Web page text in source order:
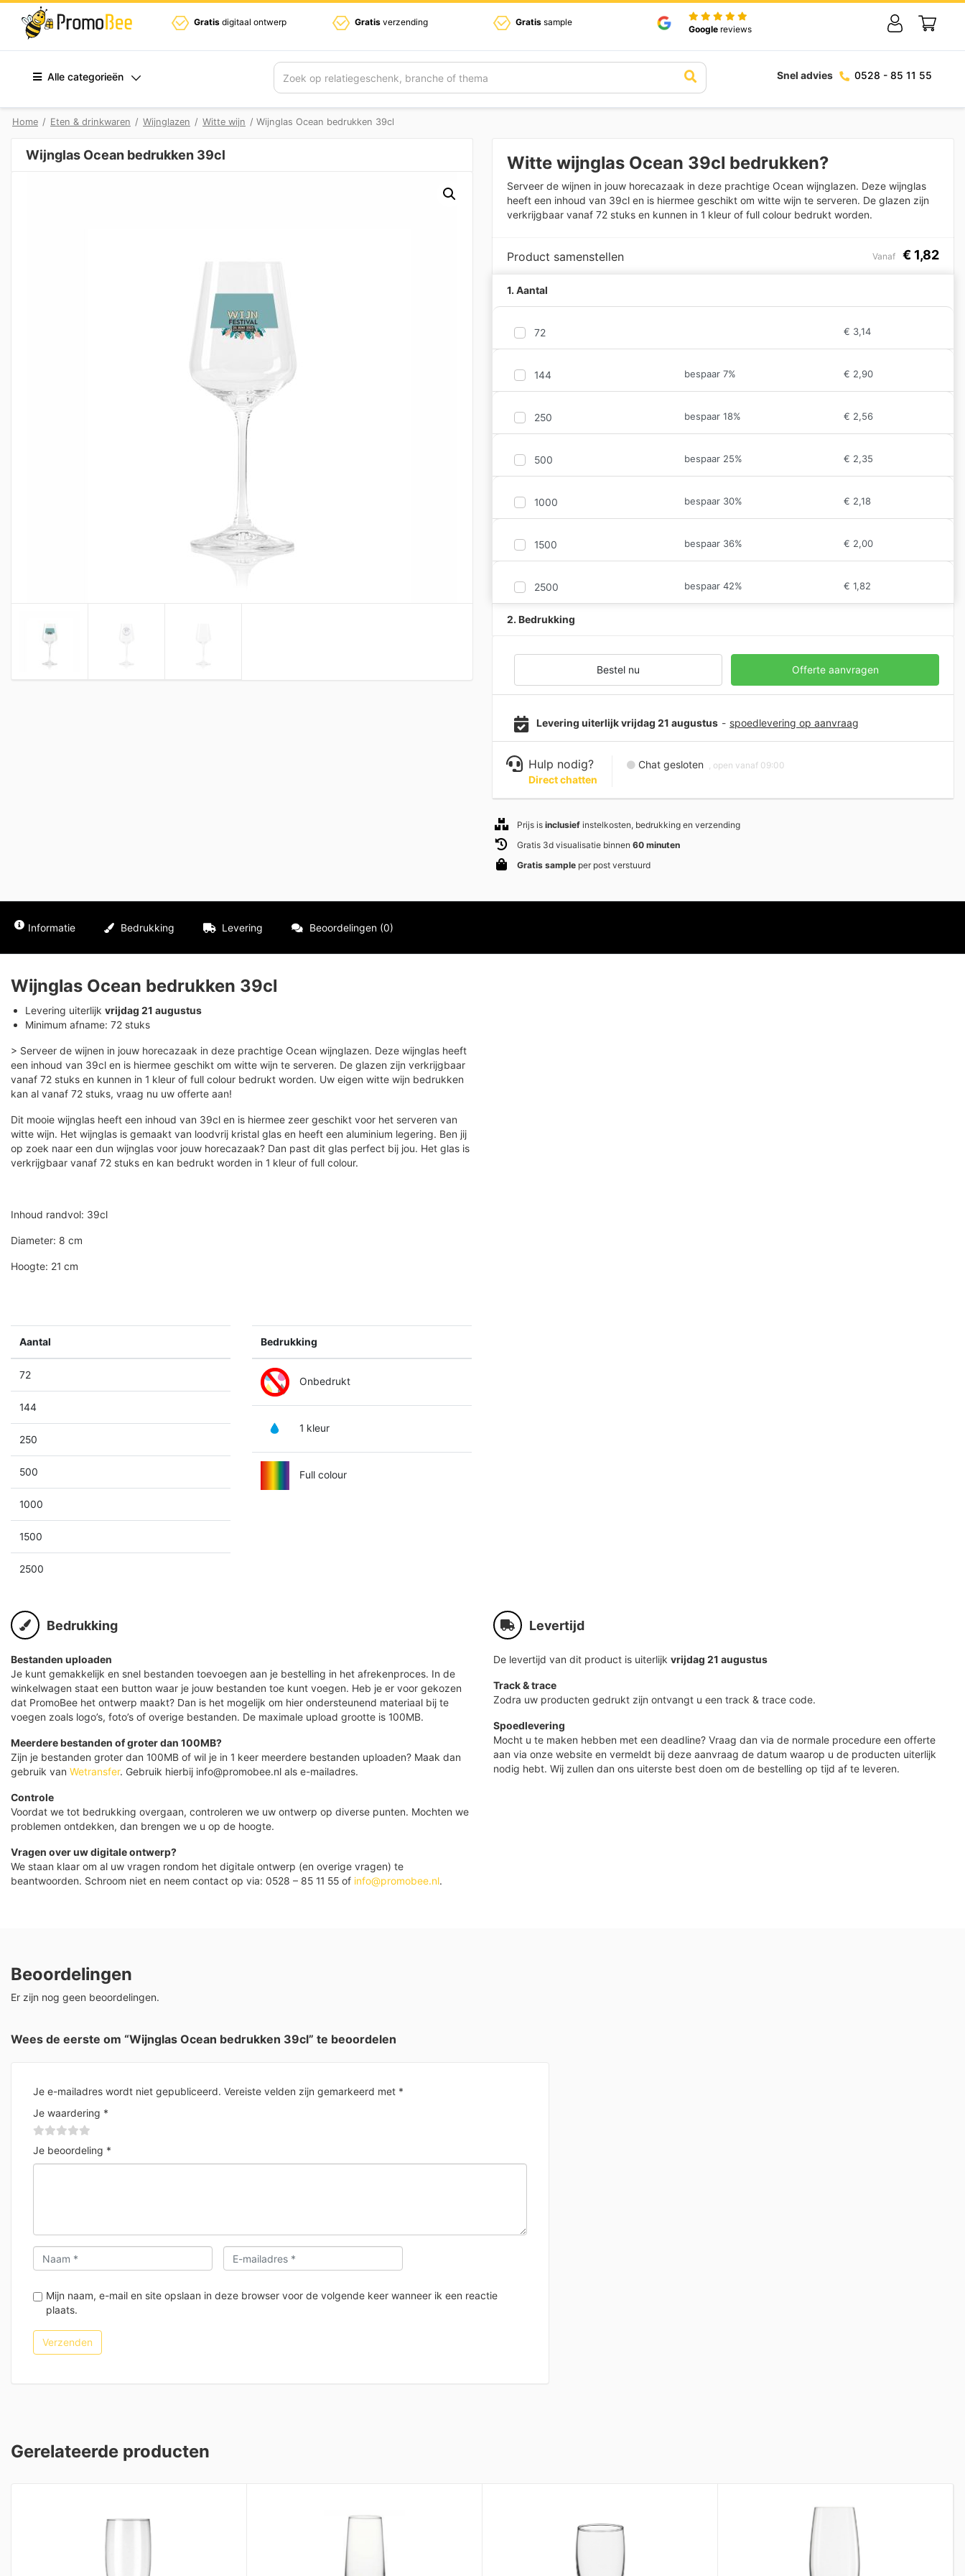
Gratis digitaal ontwerp Gratis verzending Gratis sample
Google reviews
Alle categorieën Zoek Snel advies 0528 - 85 11 55
Home / Eten & drinkwaren / Wijnglazen / Witte wijn / Wijnglas Ocean bedrukken 39cl
Wijnglas Ocean bedrukken 39cl Witte wijnglas Ocean 39cl bedrukken?
Serveer de wijnen in jouw horecazaak in deze prachtige Ocean wijnglazen. Deze wijnglas
heeft een inhoud van 39cl en is hiermee geschikt om witte wijn te serveren. De glazen zijn
verkrijgbaar vanaf 72 stuks en kunnen in 1 kleur of full colour bedrukt worden.
Product samenstellen Vanaf € 1,82
1. Aantal
72 € 3,14
144 bespaar 7% € 2,90
250 bespaar 18% € 2,56
500 bespaar 25% € 2,35
1000 bespaar 30% € 2,18
1500 bespaar 36% € 2,00
2500 bespaar 42% € 1,82
2. Bedrukking
Bestel nu Offerte aanvragen
Levering uiterlijk vrijdag 21 augustus - spoedlevering op aanvraag
Hulp nodig?
Direct chatten
Chat gesloten , open vanaf 09:00
Prijs isinclusief instelkosten, bedrukking en verzending
Gratis 3d visualisatie binnen60 minuten
Gratis sample per post verstuurd
Informatie Bedrukking Levering Beoordelingen (0)
Wijnglas Ocean bedrukken 39cl
Levering uiterlijk vrijdag 21 augustus
Minimum afname: 72 stuks
> Serveer de wijnen in jouw horecazaak in deze prachtige Ocean wijnglazen. Deze wijnglas heeft
een inhoud van 39cl en is hiermee geschikt om witte wijn te serveren. De glazen zijn verkrijgbaar
vanaf 72 stuks en kunnen in 1 kleur of full colour bedrukt worden. Uw eigen witte wijn bedrukken
kan al vanaf 72 stuks, vraag nu uw offerte aan!
Dit mooie wijnglas heeft een inhoud van 39cl en is hiermee zeer geschikt voor het serveren van
witte wijn. Het wijnglas is gemaakt van loodvrij kristal glas en heeft een aluminium legering. Ben jij
op zoek naar een dun wijnglas voor jouw horecazaak? Dan past dit glas perfect bij jou. Het glas is
verkrijgbaar vanaf 72 stuks en kan bedrukt worden in 1 kleur of full colour.
Inhoud randvol: 39cl
Diameter: 8 cm
Hoogte: 21 cm
Aantal
72
144
250
500
1000
1500
2500
Bedrukking
Onbedrukt
1 kleur
Full colour
Bedrukking
Bestanden uploaden
Je kunt gemakkelijk en snel bestanden toevoegen aan je bestelling in het afrekenproces. In de
winkelwagen staat een button waar je jouw bestanden toe kunt voegen. Heb je er voor gekozen
dat PromoBee het ontwerp maakt? Dan is het mogelijk om hier ondersteunend materiaal bij te
voegen zoals logo’s, foto’s of overige bestanden. De maximale upload grootte is 100MB.
Meerdere bestanden of groter dan 100MB?
Zijn je bestanden groter dan 100MB of wil je in 1 keer meerdere bestanden uploaden? Maak dan
gebruik van Wetransfer. Gebruik hierbij info@promobee.nl als e-mailadres.
Controle
Voordat we tot bedrukking overgaan, controleren we uw ontwerp op diverse punten. Mochten we
problemen ontdekken, dan brengen we u op de hoogte.
Vragen over uw digitale ontwerp?
We staan klaar om al uw vragen rondom het digitale ontwerp (en overige vragen) te
beantwoorden. Schroom niet en neem contact op via: 0528 – 85 11 55 of info@promobee.nl.
Levertijd
De levertijd van dit product is uiterlijk vrijdag 21 augustus
Track & trace
Zodra uw producten gedrukt zijn ontvangt u een track & trace code.
Spoedlevering
Mocht u te maken hebben met een deadline? Vraag dan via de normale procedure een offerte
aan via onze website en vermeldt bij deze aanvraag de datum waarop u de producten uiterlijk
nodig hebt. Wij zullen dan ons uiterste best doen om de bestelling op tijd af te leveren.
Beoordelingen
Er zijn nog geen beoordelingen.
Wees de eerste om “Wijnglas Ocean bedrukken 39cl” te beoordelen
Je e-mailadres wordt niet gepubliceerd. Vereiste velden zijn gemarkeerd met *
Je waardering *
Je beoordeling *
Mijn naam, e-mail en site opslaan in deze browser voor de volgende keer wanneer ik een reactie
plaats.
Gerelateerde producten